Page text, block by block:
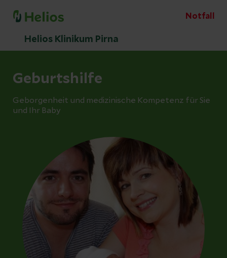
Notfall
Helios Klinikum Pirna
Geburtshilfe
Geborgenheit und medizinische Kompetenz für Sie
und Ihr Baby